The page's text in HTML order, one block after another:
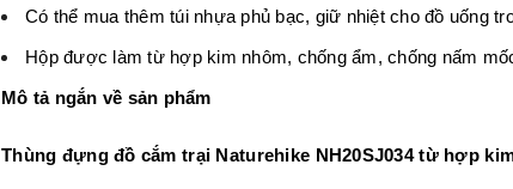
Có thể mua thêm túi nhựa phủ bạc, giữ nhiệt cho đồ uống
Hộp được làm từ hợp kim nhôm, chống ẩm, chống nấm
Mô tả ngắn về sản phẩm
Thùng đựng đồ cắm trại Naturehike NH20SJ034 từ hợp